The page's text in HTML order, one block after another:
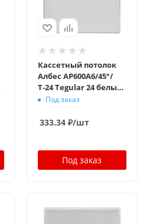
Кассетный потолок
Албес AP600A6/45°/
Т-24 Tegular 24 белый
оцинковка
Под заказ
333.34₽/шт
Под заказ